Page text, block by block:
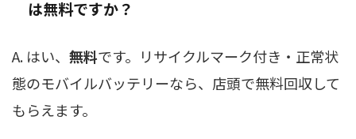
は無料ですか？
A. はい、 無料です。リサイクルマーク付き・正常状
態のモバイルバッテリーなら、店頭で無料回収して
もらえます。